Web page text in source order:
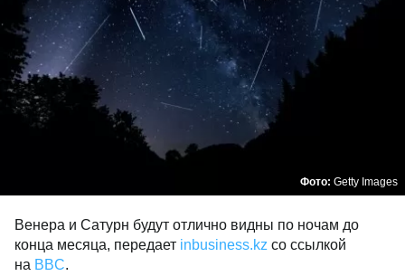
Фото: Getty Images
Венера и Сатурн будут отлично видны по ночам до
конца месяца, передает inbusiness.kz со ссылкой
на BBC.